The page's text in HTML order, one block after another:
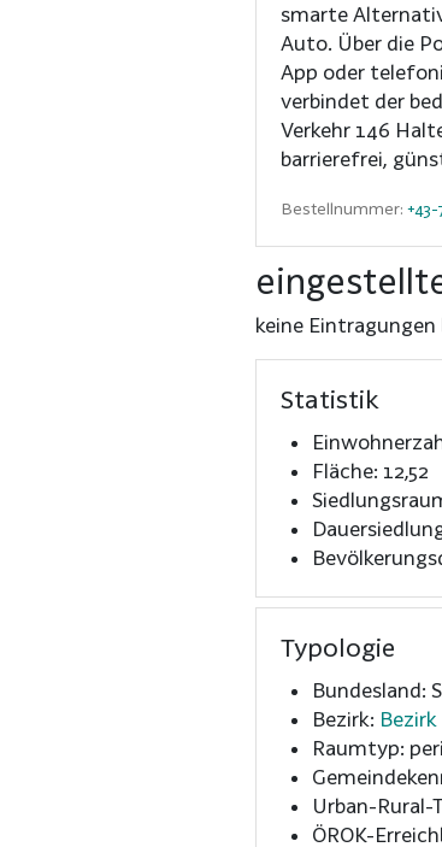
smarte
Auto. Über die
App oder
verbindet der
Verkehr 146
barrierefrei,
Bestellnummer:
keine Eintragungen
Statistik
Fläche: 12,52
Typologie
Bundesland:
Bezirk: Bezirk
Raumtyp:
Urban-Rural-
ÖROK-